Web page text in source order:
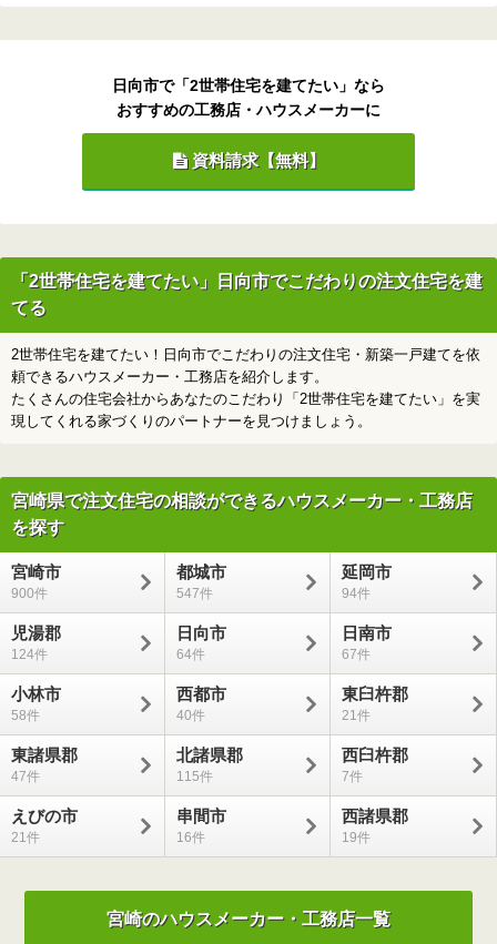
日向市で「2世帯住宅を建てたい」なら
おすすめの工務店・ハウスメーカーに
資料請求【無料】
「2世帯住宅を建てたい」日向市でこだわりの注文住宅を建
てる
2世帯住宅を建てたい！日向市でこだわりの注文住宅・新築一戸建てを依
頼できるハウスメーカー・工務店を紹介します。
たくさんの住宅会社からあなたのこだわり「2世帯住宅を建てたい」を実
現してくれる家づくりのパートナーを見つけましょう。
宮崎県で注文住宅の相談ができるハウスメーカー・工務店
を探す
宮崎市
900
都城市
547
延岡市
94
児湯郡
124
日向市
64
日南市
67
小林市
58
西都市
40
東臼杵郡
21
東諸県郡
47
北諸県郡
115
西臼杵郡
7
えびの市
21
串間市
16
西諸県郡
19
宮崎のハウスメーカー・工務店一覧